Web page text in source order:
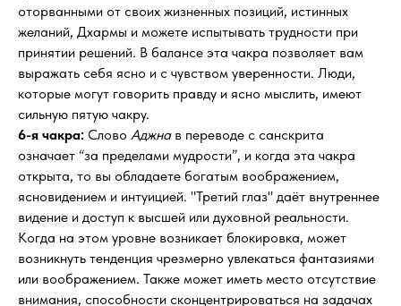
оторванными от своих жизненных позиций, истинных
желаний, Дхармы и можете испытывать трудности при
принятии решений. В балансе эта чакра позволяет вам
выражать себя ясно и с чувством уверенности. Люди,
которые могут говорить правду и ясно мыслить, имеют
сильную пятую чакру.
6-я чакра: Слово Аджнав переводе с санскрита
означает “за пределами мудрости”, и когда эта чакра
открыта, то вы обладаете богатым воображением,
ясновидением и интуицией. "Третий глаз" даёт внутреннее
видение и доступ к высшей или духовной реальности.
Когда на этом уровне возникает блокировка, может
возникнуть тенденция чрезмерно увлекаться фантазиями
или воображением. Также может иметь место отсутствие
внимания, способности сконцентрироваться на задачах